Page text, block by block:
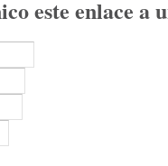
este enlace a